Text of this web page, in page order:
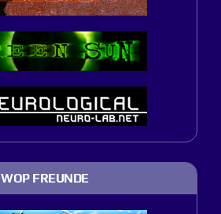
WOP FREUNDE